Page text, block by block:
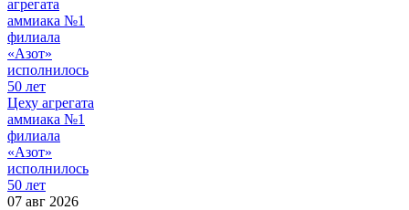
Цеху агрегата
аммиака №1
филиала
«Азот»
исполнилось
50 лет
07 авг 2026